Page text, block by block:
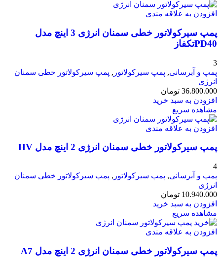
افزودن به علاقه مندی
پمپ سیرکولاتور خطی سمنان انرژی 3 اینچ مدل
PD40تکفاز
3
پمپ و آبرسانی, پمپ سیرکولاتور , پمپ سیرکولاتور خطی سمنان
انرژی
36.800.000 تومان
افزودن به سبد خرید
مشاهده سریع
افزودن به علاقه مندی
پمپ سیرکولاتور خطی سمنان انرژی 2 اینچ مدل HV
4
پمپ و آبرسانی, پمپ سیرکولاتور , پمپ سیرکولاتور خطی سمنان
انرژی
10.940.000 تومان
افزودن به سبد خرید
مشاهده سریع
افزودن به علاقه مندی
پمپ سیرکولاتور خطی سمنان انرژی 2 اینچ مدل A7